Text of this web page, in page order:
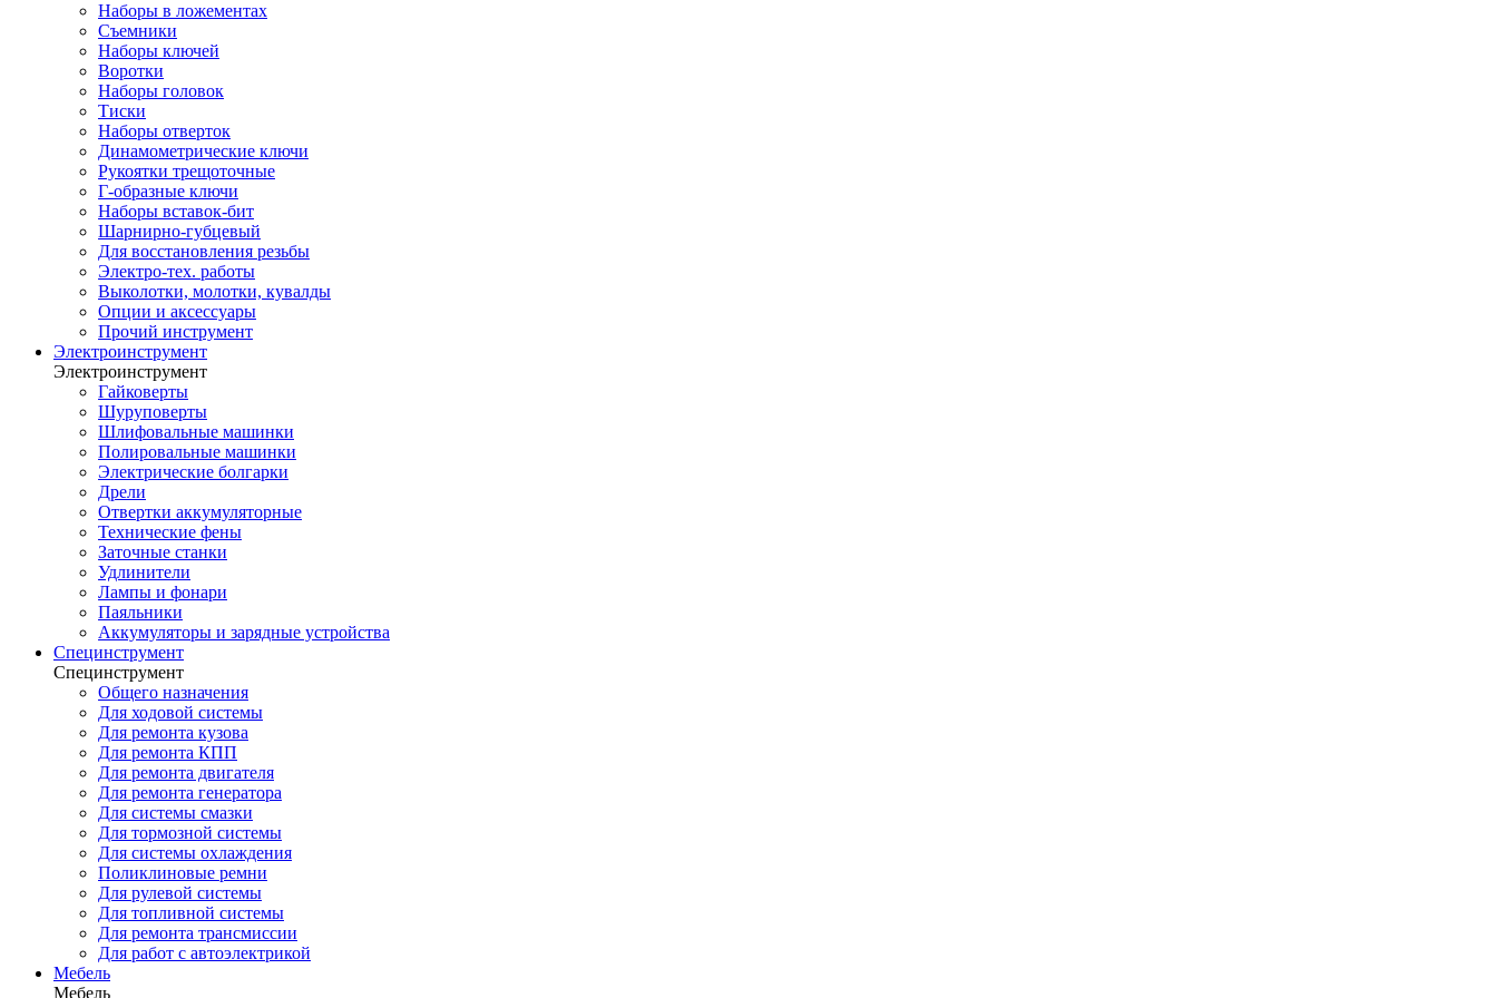
Наборы в ложементах
Съемники
Наборы ключей
Воротки
Наборы головок
Тиски
Наборы отверток
Динамометрические ключи
Рукоятки трещоточные
Г-образные ключи
Наборы вставок-бит
Шарнирно-губцевый
Для восстановления резьбы
Электро-тех. работы
Выколотки, молотки, кувалды
Опции и аксессуары
Прочий инструмент
Электроинструмент
Электроинструмент
Гайковерты
Шуруповерты
Шлифовальные машинки
Полировальные машинки
Электрические болгарки
Дрели
Отвертки аккумуляторные
Технические фены
Заточные станки
Удлинители
Лампы и фонари
Паяльники
Аккумуляторы и зарядные устройства
Специнструмент
Специнструмент
Общего назначения
Для ходовой системы
Для ремонта кузова
Для ремонта КПП
Для ремонта двигателя
Для ремонта генератора
Для системы смазки
Для тормозной системы
Для системы охлаждения
Поликлиновые ремни
Для рулевой системы
Для топливной системы
Для ремонта трансмиссии
Для работ с автоэлектрикой
Мебель
Мебель